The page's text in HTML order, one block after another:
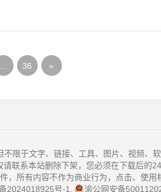
36 »
限于文字、链接、工具、图片、视频、
联系本站删除下架，您必须在下载后的
所有内容不作为商业行为，点击、使用
2024018925号-1 渝公网安备